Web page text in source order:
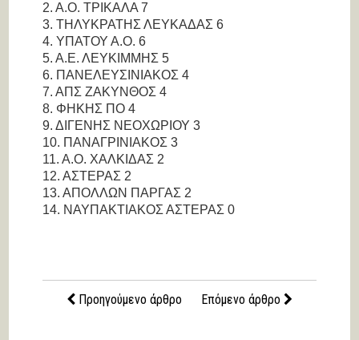
2. Α.Ο. ΤΡΙΚΑΛΑ 7
3. ΤΗΛΥΚΡΑΤΗΣ ΛΕΥΚΑΔΑΣ 6
4. ΥΠΑΤΟΥ Α.Ο. 6
5. Α.Ε. ΛΕΥΚΙΜΜΗΣ 5
6. ΠΑΝΕΛΕΥΣΙΝΙΑΚΟΣ 4
7. ΑΠΣ ΖΑΚΥΝΘΟΣ 4
8. ΦΗΚΗΣ ΠΟ 4
9. ΔΙΓΕΝΗΣ ΝΕΟΧΩΡΙΟΥ 3
10. ΠΑΝΑΓΡΙΝΙΑΚΟΣ 3
11. Α.Ο. ΧΑΛΚΙΔΑΣ 2
12. ΑΣΤΕΡΑΣ 2
13. ΑΠΟΛΛΩΝ ΠΑΡΓΑΣ 2
14. ΝΑΥΠΑΚΤΙΑΚΟΣ ΑΣΤΕΡΑΣ 0
Προηγούμενο άρθρο Επόμενο άρθρο